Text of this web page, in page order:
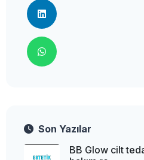
Son Yazılar
BB Glow cilt